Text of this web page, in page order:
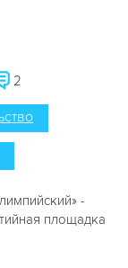
2
-
площадка